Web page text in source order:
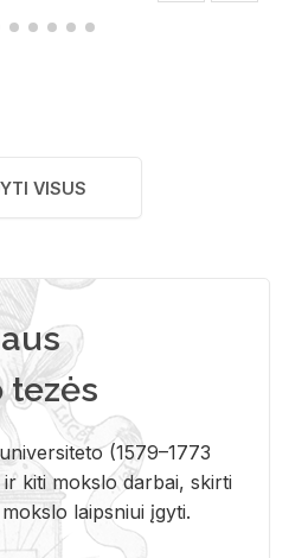
VISUS
tezės
(1579–1773
kiti mokslo darbai, skirti
laipsniui įgyti.